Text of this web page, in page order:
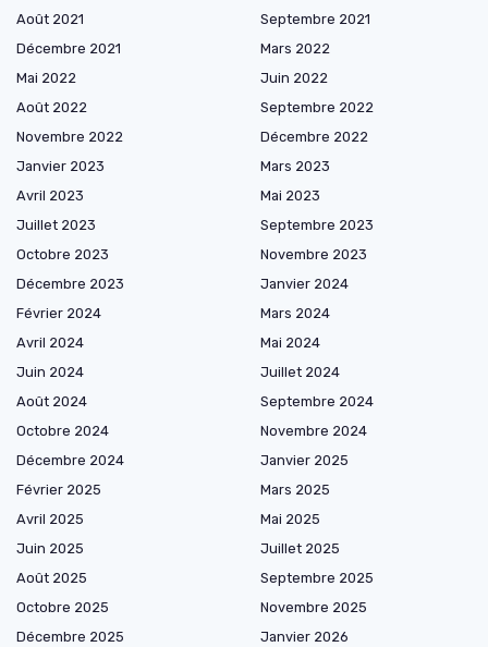
Août 2021
Septembre 2021
Décembre 2021
Mars 2022
Mai 2022
Juin 2022
Août 2022
Septembre 2022
Novembre 2022
Décembre 2022
Janvier 2023
Mars 2023
Avril 2023
Mai 2023
Juillet 2023
Septembre 2023
Octobre 2023
Novembre 2023
Décembre 2023
Janvier 2024
Février 2024
Mars 2024
Avril 2024
Mai 2024
Juin 2024
Juillet 2024
Août 2024
Septembre 2024
Octobre 2024
Novembre 2024
Décembre 2024
Janvier 2025
Février 2025
Mars 2025
Avril 2025
Mai 2025
Juin 2025
Juillet 2025
Août 2025
Septembre 2025
Octobre 2025
Novembre 2025
Décembre 2025
Janvier 2026